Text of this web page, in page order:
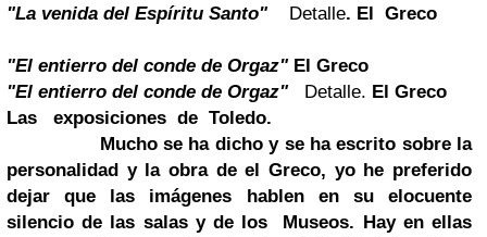
"La venida del Espíritu Santo"
Detalle. El Greco
"El entierro del conde de Orgaz" El Greco
"El entierro del conde de Orgaz"
Detalle. El Greco
Las exposiciones de Toledo.
Mucho se ha dicho y se ha escrito sobre la
personalidad y la obra deel Greco, yo he preferido
dejar que las imágenes hablen en su elocuente
silencio de las salas y de los Museos. Hay en ellas